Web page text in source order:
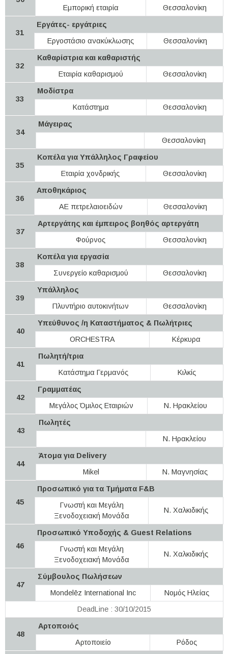
Εμπορική εταιρία
Θεσσαλονίκη
31
Εργάτες- εργάτριες
Εργοστάσιο ανακύκλωσης
Θεσσαλονίκη
32
Καθαρίστρια και καθαριστής
Εταιρία καθαρισμού
Θεσσαλονίκη
33
Μοδίστρα
Κατάστημα
Θεσσαλονίκη
34
Μάγειρας
Θεσσαλονίκη
35
Κοπέλα για Υπάλληλος Γραφείου
Εταιρία χονδρικής
Θεσσαλονίκη
36
Αποθηκάριος
ΑΕ πετρελαιοειδών
Θεσσαλονίκη
37
Αρτεργάτης και έμπειρος βοηθός αρτεργάτη
Φούρνος
Θεσσαλονίκη
38
Κοπέλα για εργασία
Συνεργείο καθαρισμού
Θεσσαλονίκη
39
Υπάλληλος
Πλυντήριο αυτοκινήτων
Θεσσαλονίκη
40
Υπεύθυνος /η Καταστήματος & Πωλήτριες
ORCHESTRA
Κέρκυρα
41
Πωλητή/τρια
Κατάστημα Γερμανός
Κιλκίς
42
Γραμματέας
Μεγάλος Όμιλος Εταιριών
Ν. Ηρακλείου
43
Πωλητές
Ν. Ηρακλείου
44
Άτομα για Delivery
Mikel
Ν. Μαγνησίας
45
Προσωπικό για τα Τμήματα F&B
Γνωστή και Μεγάλη
Ξενοδοχειακή Μονάδα
Ν. Χαλκιδικής
46
Προσωπικό Υποδοχής & Guest Relations
Γνωστή και Μεγάλη
Ξενοδοχειακή Μονάδα
Ν. Χαλκιδικής
47
Σύμβουλος Πωλήσεων
Mondelēz International Inc
Νομός Ηλείας
DeadLine : 30/10/2015
48
Αρτοποιός
Αρτοποιείο
Ρόδος